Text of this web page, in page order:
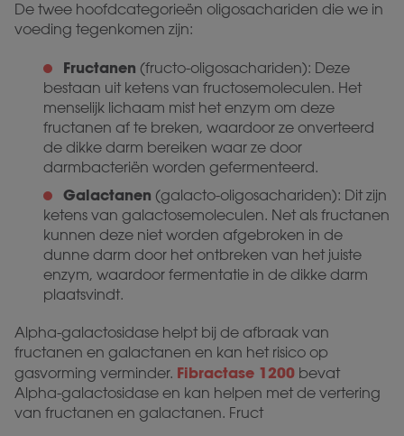
De twee hoofdcategorieën oligosachariden die we in
voeding tegenkomen zijn:
Fructanen (fructo-oligosachariden): Deze
bestaan uit ketens van fructosemoleculen. Het
menselijk lichaam mist het enzym om deze
fructanen af te breken, waardoor ze onverteerd
de dikke darm bereiken waar ze door
darmbacteriën worden gefermenteerd.
Galactanen (galacto-oligosachariden): Dit zijn
ketens van galactosemoleculen. Net als fructanen
kunnen deze niet worden afgebroken in de
dunne darm door het ontbreken van het juiste
enzym, waardoor fermentatie in de dikke darm
plaatsvindt.
Alpha-galactosidase helpt bij de afbraak van
fructanen en galactanen en kan het risico op
gasvorming verminder. Fibractase 1200 bevat
Alpha-galactosidase en kan helpen met de vertering
van fructanen en galactanen. Fruct